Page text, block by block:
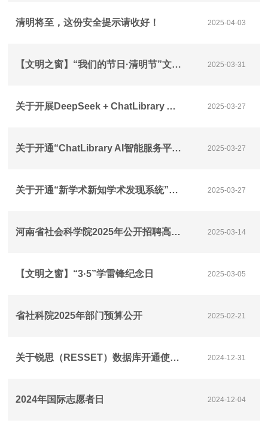
清明将至，这份安全提示请收好！ 2025-04-03
【文明之窗】“我们的节日·清明节”文明祭扫倡议书 2025-03-31
关于开展DeepSeek + ChatLibrary AI赋能知识新生态专项培训的通知 2025-03-27
关于开通“ChatLibrary AI智能服务平台”的试用通知 2025-03-27
关于开通“新学术新知学术发现系统”试用通知 2025-03-27
河南省社会科学院2025年公开招聘高层次人才公告 2025-03-14
【文明之窗】“3·5”学雷锋纪念日 2025-03-05
省社科院2025年部门预算公开 2025-02-21
关于锐思（RESSET）数据库开通使用的通知 2024-12-31
2024年国际志愿者日 2024-12-04